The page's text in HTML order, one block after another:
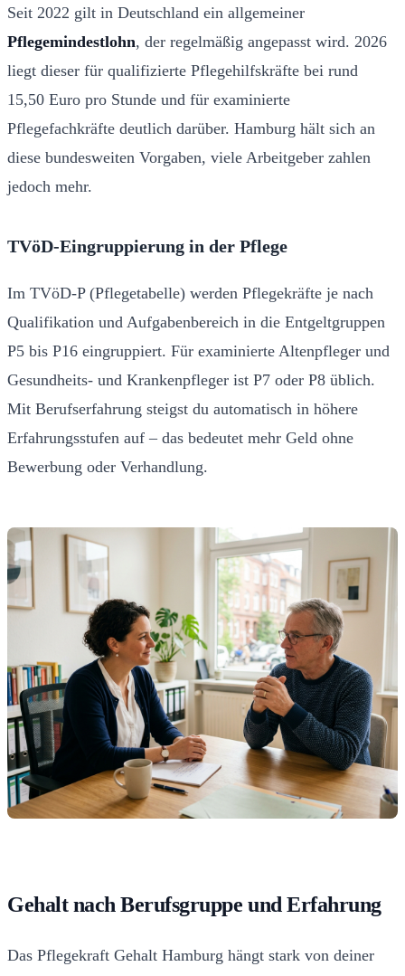
Seit 2022 gilt in Deutschland ein allgemeiner
Pflegemindestlohn, der regelmäßig angepasst wird. 2026
liegt dieser für qualifizierte Pflegehilfskräfte bei rund
15,50 Euro pro Stunde und für examinierte
Pflegefachkräfte deutlich darüber. Hamburg hält sich an
diese bundesweiten Vorgaben, viele Arbeitgeber zahlen
jedoch mehr.
TVöD-Eingruppierung in der Pflege
Im TVöD-P (Pflegetabelle) werden Pflegekräfte je nach
Qualifikation und Aufgabenbereich in die Entgeltgruppen
P5 bis P16 eingruppiert. Für examinierte Altenpfleger und
Gesundheits- und Krankenpfleger ist P7 oder P8 üblich.
Mit Berufserfahrung steigst du automatisch in höhere
Erfahrungsstufen auf – das bedeutet mehr Geld ohne
Bewerbung oder Verhandlung.
Gehalt nach Berufsgruppe und Erfahrung
Das Pflegekraft Gehalt Hamburg hängt stark von deiner